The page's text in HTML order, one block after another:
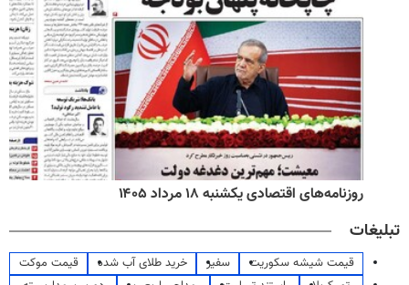
روزنامه‌های اقتصادی یکشنبه ۱۸ مرداد ۱۴۰۵
تبلیغات
قیمت شیشه سکوریت سفیر خرید طلای آب شده
قیمت موکت